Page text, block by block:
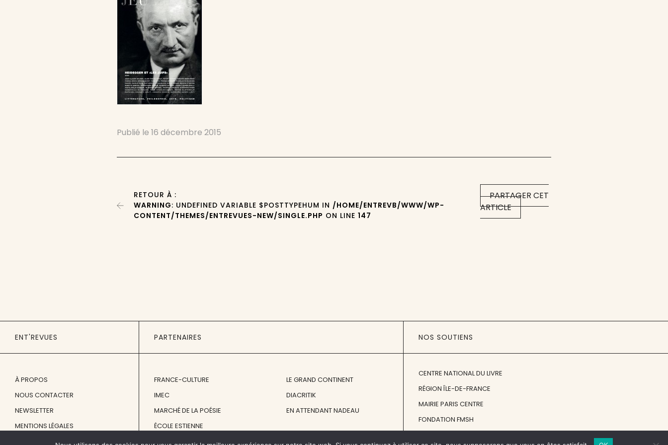
Publié le16 décembre 2015
PARTAGER CET
ARTICLE
RETOUR À :
WARNING: UNDEFINED VARIABLE $POSTTYPEHUM IN /HOME/ENTREVB/WWW/WP-
CONTENT/THEMES/ENTREVUES-NEW/SINGLE.PHP ON LINE147
ENT'REVUES
À PROPOS
NOUS CONTACTER
NEWSLETTER
MENTIONS LÉGALES
PARTENAIRES
FRANCE-CULTURE
IMEC
MARCHÉ DE LA POÉSIE
ÉCOLE ESTIENNE
LE GRAND CONTINENT
DIACRITIK
EN ATTENDANT NADEAU
NOS SOUTIENS
CENTRE NATIONAL DU LIVRE
RÉGION ÎLE-DE-FRANCE
MAIRIE PARIS CENTRE
FONDATION FMSH